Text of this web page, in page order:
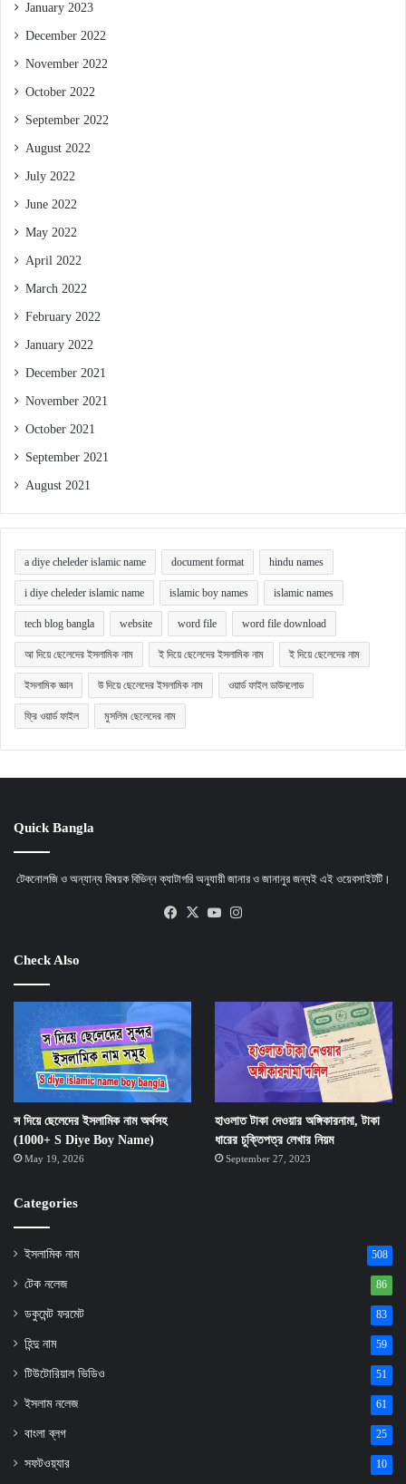
January 2023
December 2022
November 2022
October 2022
September 2022
August 2022
July 2022
June 2022
May 2022
April 2022
March 2022
February 2022
January 2022
December 2021
November 2021
October 2021
September 2021
August 2021
a diye cheleder islamic name document format hindu names
i diye cheleder islamic name islamic boy names islamic names
tech blog bangla website word file word file download
আ দিয়ে ছেলেদের ইসলামিক নাম ই দিয়ে ছেলেদের ইসলামিক নাম ই দিয়ে ছেলেদের নাম
ইসলামিক জ্ঞান উ দিয়ে ছেলেদের ইসলামিক নাম ওয়ার্ড ফাইল ডাউনলোড
ফ্রি ওয়ার্ড ফাইল মুসলিম ছেলেদের নাম
Quick Bangla
টেকনোলজি ও অন্যান্য বিষয়ক বিভিন্ন ক্যাটাগরি অনুযায়ী জানার ও জানানুর জন্যই এই ওয়েবসাইটটি।
Facebook
X YouTube
Check Also
স দিয়ে ছেলেদের ইসলামিক নাম অর্থসহ
(1000+ S Diye Boy Name)
May 19, 2026
হাওলাত টাকা দেওয়ার অঙ্গিকারনামা, টাকা
ধারের চুক্তিপত্র লেখার নিয়ম
September 27, 2023
Categories
ইসলামিক নাম 508
টেক নলেজ 86
ডকুমেন্ট ফরমেট 83
হিন্দু নাম 59
টিউটোরিয়াল ভিডিও 51
ইসলাম নলেজ 61
বাংলা ব্লগ 25
সফটওয়্যার 10